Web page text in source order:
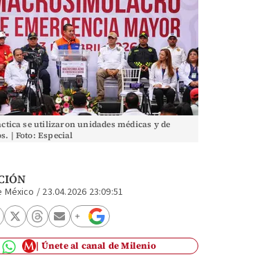
se utilizaron unidades médicas y de
| Foto: Especial
México / 23.04.2026 23:09:51
Únete al canal de Milenio